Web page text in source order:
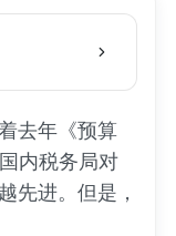
去年《预算
内税务局对
先进。但是，